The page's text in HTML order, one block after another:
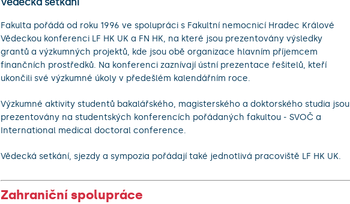
Fakulta pořádá od roku 1996 ve spolupráci s Fakultní nemocnicí Hradec Králové
Vědeckou konferenci LF HK UK a FN HK, na které jsou prezentovány výsledky
grantů a výzkumných projektů, kde jsou obě organizace hlavním příjemcem
finančních prostředků. Na konferenci zaznívají ústní prezentace řešitelů, kteří
ukončili své výzkumné úkoly v předešlém kalendářním roce.
Výzkumné aktivity studentů bakalářského, magisterského a doktorského studia jsou
prezentovány na studentských konferencích pořádaných fakultou - SVOČ a
International medical doctoral conference.
Vědecká setkání, sjezdy a sympozia pořádají také jednotlivá pracoviště LF HK UK.
Zahraniční spolupráce